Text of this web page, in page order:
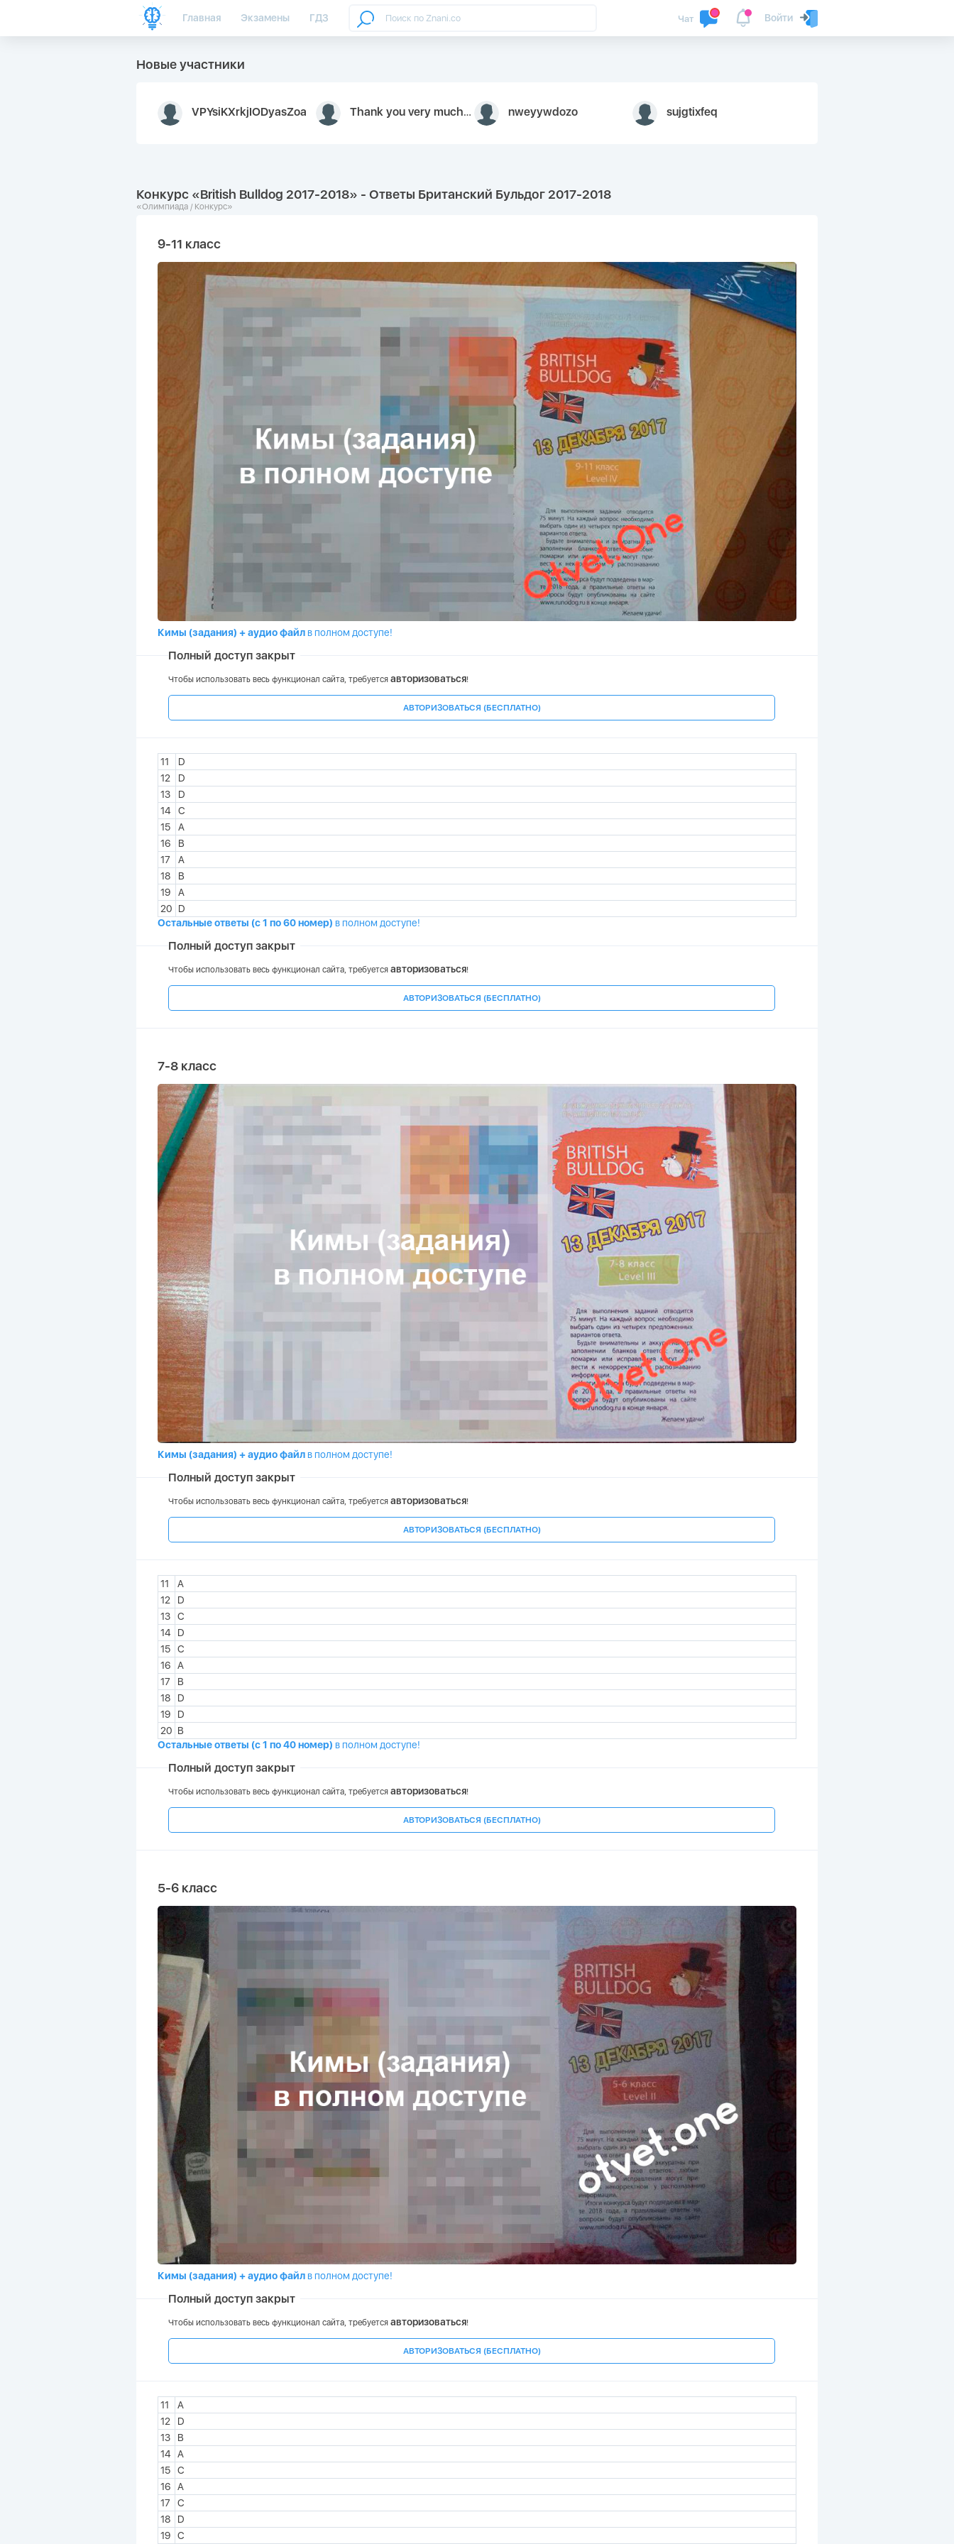
Главная Экзамены ГДЗ Войти
Чат
Новые участники
VPYsiKXrkjIODyasZoa Thank you very much for your inquiry We appreciate you 9126052 https://youtube.com faceapple ! nweyywdozo sujgtixfeq
Конкурс «British Bulldog 2017-2018» - Ответы Британский Бульдог 2017-2018
«Олимпиада / Конкурс»
9-11 класс
Кимы (задания) + аудио файлв полном доступе!
Полный доступ закрыт
Чтобы использовать весь функционал сайта, требуется авторизоваться!
АВТОРИЗОВАТЬСЯ (БЕСПЛАТНО)
11
D
12
D
13
D
14
C
15
A
16
B
17
A
18
B
19
A
20
D
Остальные ответы (с 1 по 60 номер) в полном доступе!
Полный доступ закрыт
Чтобы использовать весь функционал сайта, требуется авторизоваться!
АВТОРИЗОВАТЬСЯ (БЕСПЛАТНО)
7-8 класс
Кимы (задания) + аудио файлв полном доступе!
Полный доступ закрыт
Чтобы использовать весь функционал сайта, требуется авторизоваться!
АВТОРИЗОВАТЬСЯ (БЕСПЛАТНО)
11
A
12
D
13
C
14
D
15
C
16
A
17
B
18
D
19
D
20 B
Остальные ответы (с 1 по 40 номер) в полном доступе!
Полный доступ закрыт
Чтобы использовать весь функционал сайта, требуется авторизоваться!
АВТОРИЗОВАТЬСЯ (БЕСПЛАТНО)
5-6 класс
Кимы (задания) + аудио файлв полном доступе!
Полный доступ закрыт
Чтобы использовать весь функционал сайта, требуется авторизоваться!
АВТОРИЗОВАТЬСЯ (БЕСПЛАТНО)
11
A
12
D
13
B
14
A
15
C
16
A
17
C
18
D
19
C